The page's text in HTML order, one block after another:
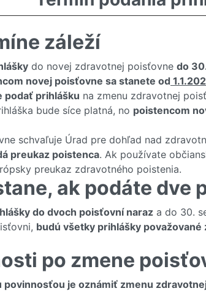
záleží
do novej zdravotnej poisťovne do
novej poisťovne sa stanete od
podať prihlášku na zmenu zdravotnej
bude síce platná, no poistencom
schvaľuje Úrad pre dohľad nad
preukaz poistenca. Ak používate
preukaz zdravotného poistenia.
ak podáte dve
do dvoch poisťovní naraz a do 30.
budú všetky prihlášky považované
po zmene
povinnosťou je oznámiť zmenu